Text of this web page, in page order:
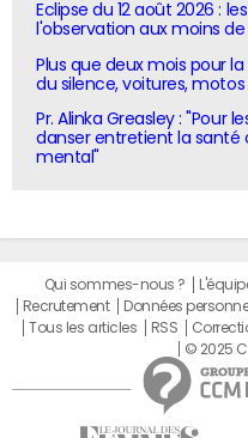
Eclipse du 12 août 2026 :
l'observation aux moins
Plus que deux mois pour
du silence, voitures,
Pr. Alinka Greasley : "Pour
danser entretient la santé
mental"
Qui sommes-nous ?
Recrutement
Données
Tous les articles
RSS
© 2025